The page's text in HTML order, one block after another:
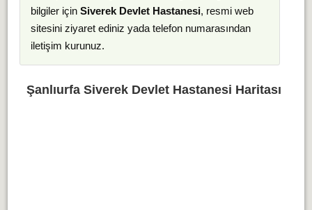
bilgiler için Siverek Devlet Hastanesi, resmi web
sitesini ziyaret ediniz yada telefon numarasından
iletişim kurunuz.
Şanlıurfa Siverek Devlet Hastanesi Haritası